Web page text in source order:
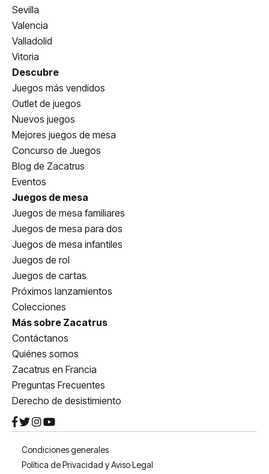
Sevilla
Valencia
Valladolid
Vitoria
Descubre
Juegos más vendidos
Outlet de juegos
Nuevos juegos
Mejores juegos de mesa
Concurso de Juegos
Blog de Zacatrus
Eventos
Juegos de mesa
Juegos de mesa familiares
Juegos de mesa para dos
Juegos de mesa infantiles
Juegos de rol
Juegos de cartas
Próximos lanzamientos
Colecciones
Más sobre Zacatrus
Contáctanos
Quiénes somos
Zacatrus en Francia
Preguntas Frecuentes
Derecho de desistimiento
Condiciones generales
Política de Privacidad y Aviso Legal